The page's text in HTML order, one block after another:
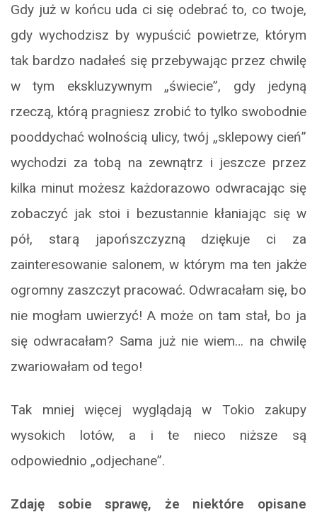
Gdy już w końcu uda ci się odebrać to, co twoje,
gdy wychodzisz by wypuścić powietrze, którym
tak bardzo nadałeś się przebywając przez chwilę
w tym ekskluzywnym „świecie”, gdy jedyną
rzeczą, którą pragniesz zrobić to tylko swobodnie
pooddychać wolnością ulicy, twój „sklepowy cień”
wychodzi za tobą na zewnątrz i jeszcze przez
kilka minut możesz każdorazowo odwracając się
zobaczyć jak stoi i bezustannie kłaniając się w
pół, starą japońszczyzną dziękuje ci za
zainteresowanie salonem, w którym ma ten jakże
ogromny zaszczyt pracować. Odwracałam się, bo
nie mogłam uwierzyć! A może on tam stał, bo ja
się odwracałam? Sama już nie wiem… na chwilę
zwariowałam od tego!
Tak mniej więcej wyglądają w Tokio zakupy
wysokich lotów, a i te nieco niższe są
odpowiednio „odjechane”.
Zdaję sobie sprawę, że niektóre opisane